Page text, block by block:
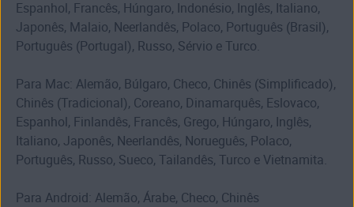
Espanhol, Francês, Húngaro, Indonésio, Inglês, Italiano,
Japonês, Malaio, Neerlandês, Polaco, Português (Brasil),
Português (Portugal), Russo, Sérvio e Turco.
Para Mac: Alemão, Búlgaro, Checo, Chinês (Simplificado),
Chinês (Tradicional), Coreano, Dinamarquês, Eslovaco,
Espanhol, Finlandês, Francês, Grego, Húngaro, Inglês,
Italiano, Japonês, Neerlandês, Norueguês, Polaco,
Português, Russo, Sueco, Tailandês, Turco e Vietnamita.
Para Android: Alemão, Árabe, Checo, Chinês